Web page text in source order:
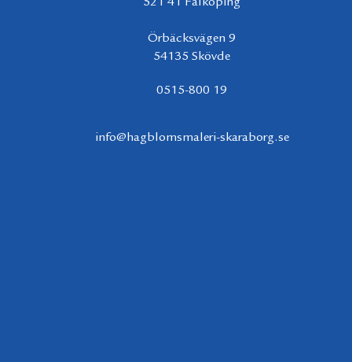
Örbäcksvägen 9
54135 Skövde
0515-800 19
info@hagblomsmaleri-skaraborg.se